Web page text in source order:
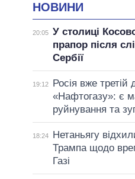
НОВИНИ
20:05 У столиці
прапор після
Сербії
19:12
Росія вже третій
«Нафтогазу»: є
руйнування та
18:24
Нетаньягу
Трампа щодо
Газі